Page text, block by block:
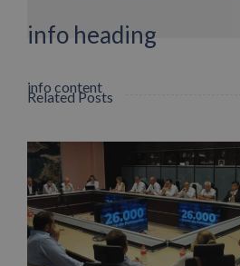
info heading
info content
Related Posts